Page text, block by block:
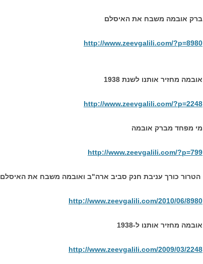
ברק אובמה משבח את האיסלם
http://www.zeevgalili.com/?p=8980
אובמה מחזיר אותנו לשנת 1938
http://www.zeevgalili.com/?p=2248
מי מפחד מברק אובמה
http://www.zeevgalili.com/?p=799
הטרור כורך עניבת חנק סביב ארה"ב ואובמה משבח את האיסלם
http://www.zeevgalili.com/2010/06/8980
אובמה מחזיר אותנו ל-1938
http://www.zeevgalili.com/2009/03/2248